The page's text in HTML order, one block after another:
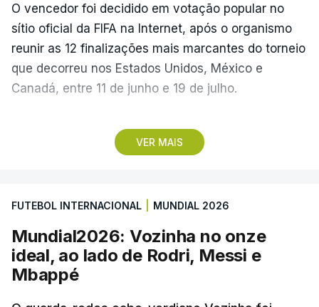
VER MAIS
O vencedor foi decidido em votação popular no
sítio oficial da FIFA na Internet, após o organismo
reunir as 12 finalizações mais marcantes do torneio
que decorreu nos Estados Unidos, México e
Canadá, entre 11 de junho e 19 de julho.
Lopes Cabral conquistou o prémio graças ao
remate de pé direito que colocou a bola no ângulo
“Foi simplesmente surreal”, disse à FIFA o jogador
dos turcos do Trabzonspor, recordando o momento
que fez Cabo Verde sonhar alto na sua primeira
participação numa fase final de um Mundial.
FUTEBOL INTERNACIONAL MUNDIAL 2026
Mundial2026: Vozinha no onze
ideal, ao lado de Rodri, Messi e
Mbappé